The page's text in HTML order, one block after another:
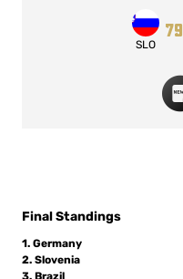
SLO
79
Final Standings
1. Germany
2. Slovenia
3. Brazil